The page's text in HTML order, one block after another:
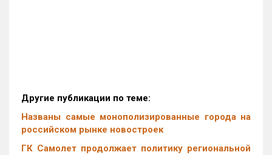
Другие публикации по теме:
Названы самые монополизированные города на
российском рынке новостроек
ГК Самолет продолжает политику региональной